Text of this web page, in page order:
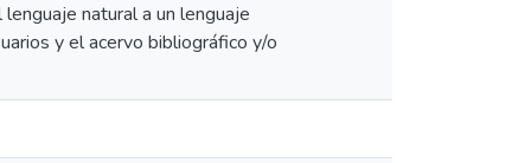
natural a un lenguaje
y el acervo bibliográfico y/o